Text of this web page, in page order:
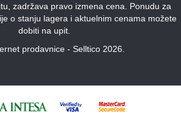
zadržava pravo izmena cena. Ponudu za
o stanju lagera i aktuelnim cenama možete
dobiti na upit.
prodavnice - Selltico 2026.